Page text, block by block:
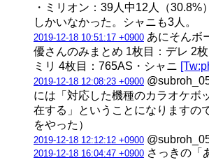
・ミリオン：39人中12人（30.8%
しかいなかった。シャニも3人。
2019-12-18 10:51:17 +0900 あにそんボ
優さんのみまとめ 1枚目：デレ 2
ミリ 4枚目：765AS・シャニ
2019-12-18 12:08:23 +0900
には「対応した機種のカラオケボ
在する」ということになりますの
をやった）
2019-12-18 12:12:12 +0900
2019-12-18 16:04:47 +0900 さっきの「